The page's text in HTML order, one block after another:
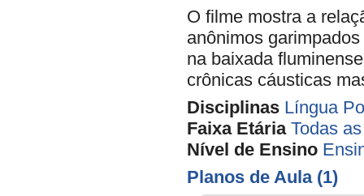
O filme mostra a
anônimos
na baixada
crônicas cáusticas
Disciplinas Língua
Faixa Etária Todas
Nível de Ensino
Planos de Aula (1)